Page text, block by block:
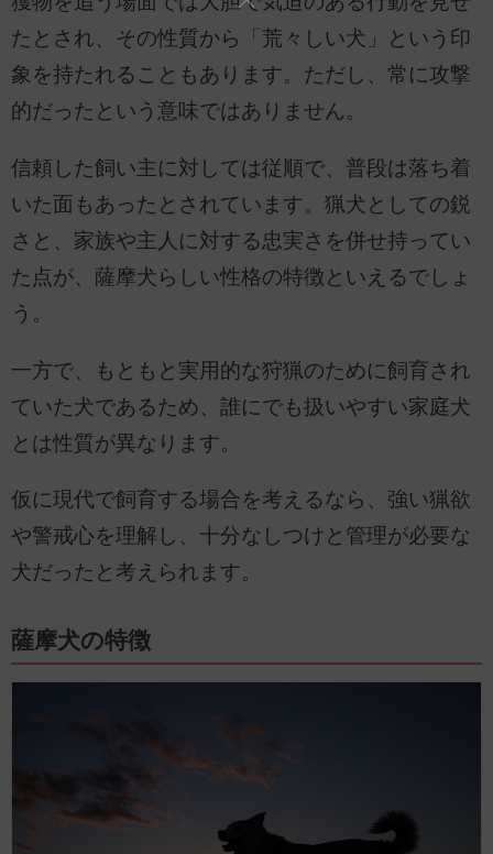
たとされ、その性質から「荒々しい犬」という印
象を持たれることもあります。ただし、常に攻撃
的だったという意味ではありません。
信頼した飼い主に対しては従順で、普段は落ち着
いた面もあったとされています。猟犬としての鋭
さと、家族や主人に対する忠実さを併せ持ってい
た点が、薩摩犬らしい性格の特徴といえるでしょ
う。
一方で、もともと実用的な狩猟のために飼育され
ていた犬であるため、誰にでも扱いやすい家庭犬
とは性質が異なります。
仮に現代で飼育する場合を考えるなら、強い猟欲
や警戒心を理解し、十分なしつけと管理が必要な
犬だったと考えられます。
薩摩犬の特徴